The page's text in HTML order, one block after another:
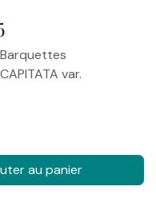
var.
au panier